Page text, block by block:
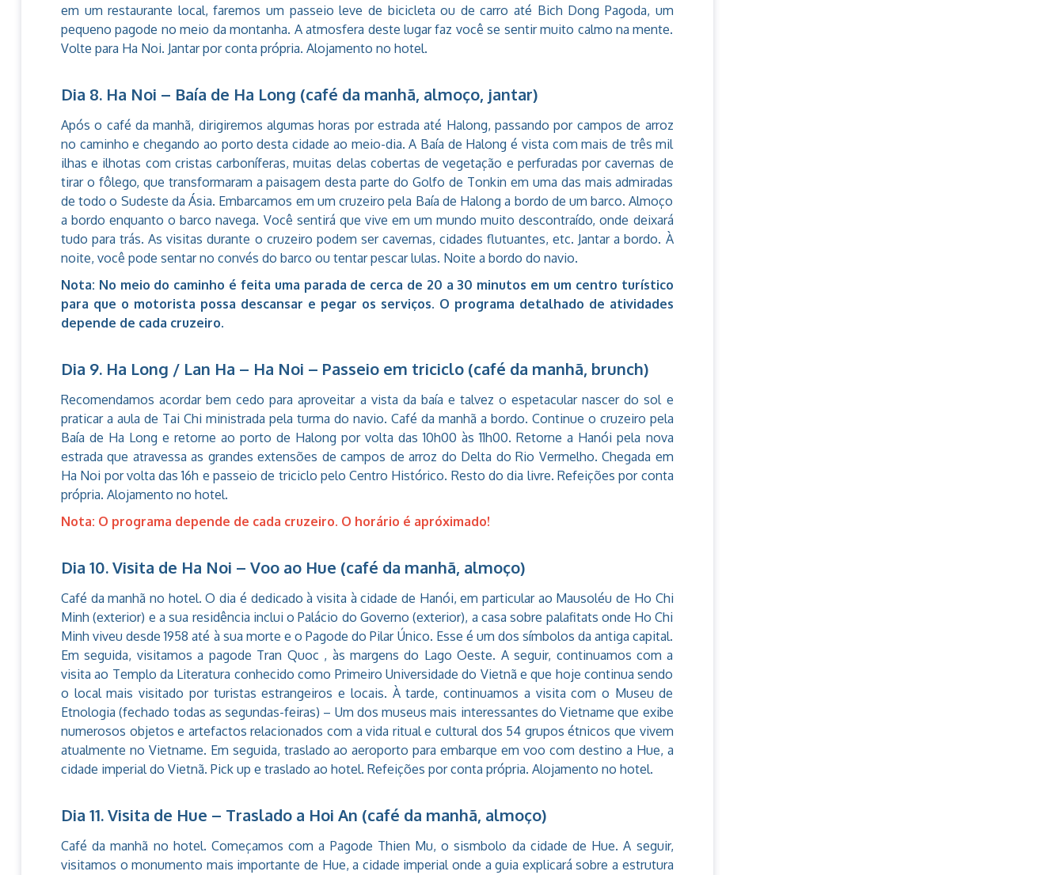
em um restaurante local, faremos um passeio leve de bicicleta ou de carro até Bich Dong Pagoda, um
pequeno pagode no meio da montanha. A atmosfera deste lugar faz você se sentir muito calmo na mente.
Volte para Ha Noi. Jantar por conta própria. Alojamento no hotel.
Dia 8. Ha Noi – Baía de Ha Long (café da manhã, almoço, jantar)
Após o café da manhã, dirigiremos algumas horas por estrada até Halong, passando por campos de arroz
no caminho e chegando ao porto desta cidade ao meio-dia. A Baía de Halong é vista com mais de três mil
ilhas e ilhotas com cristas carboníferas, muitas delas cobertas de vegetação e perfuradas por cavernas de
tirar o fôlego, que transformaram a paisagem desta parte do Golfo de Tonkin em uma das mais admiradas
de todo o Sudeste da Ásia. Embarcamos em um cruzeiro pela Baía de Halong a bordo de um barco. Almoço
a bordo enquanto o barco navega. Você sentirá que vive em um mundo muito descontraído, onde deixará
tudo para trás. As visitas durante o cruzeiro podem ser cavernas, cidades flutuantes, etc. Jantar a bordo. À
noite, você pode sentar no convés do barco ou tentar pescar lulas. Noite a bordo do navio.
Nota: No meio do caminho é feita uma parada de cerca de 20 a 30 minutos em um centro turístico
para que o motorista possa descansar e pegar os serviços. O programa detalhado de atividades
depende de cada cruzeiro.
Dia 9. Ha Long / Lan Ha – Ha Noi – Passeio em triciclo (café da manhã, brunch)
Recomendamos acordar bem cedo para aproveitar a vista da baía e talvez o espetacular nascer do sol e
praticar a aula de Tai Chi ministrada pela turma do navio. Café da manhã a bordo. Continue o cruzeiro pela
Baía de Ha Long e retorne ao porto de Halong por volta das 10h00 às 11h00. Retorne a Hanói pela nova
estrada que atravessa as grandes extensões de campos de arroz do Delta do Rio Vermelho. Chegada em
Ha Noi por volta das 16h e passeio de triciclo pelo Centro Histórico. Resto do dia livre. Refeições por conta
própria. Alojamento no hotel.
Nota: O programa depende de cada cruzeiro. O horário é apróximado!
Dia 10. Visita de Ha Noi – Voo ao Hue (café da manhã, almoço)
Café da manhã no hotel. O dia é dedicado à visita à cidade de Hanói, em particular ao Mausoléu de Ho Chi
Minh (exterior) e a sua residência inclui o Palácio do Governo (exterior), a casa sobre palafitats onde Ho Chi
Minh viveu desde 1958 até à sua morte e o Pagode do Pilar Único. Esse é um dos símbolos da antiga capital.
Em seguida, visitamos a pagode Tran Quoc , às margens do Lago Oeste. A seguir, continuamos com a
visita ao Templo da Literatura conhecido como Primeiro Universidade do Vietnã e que hoje continua sendo
o local mais visitado por turistas estrangeiros e locais. À tarde, continuamos a visita com o Museu de
Etnologia (fechado todas as segundas-feiras) – Um dos museus mais interessantes do Vietname que exibe
numerosos objetos e artefactos relacionados com a vida ritual e cultural dos 54 grupos étnicos que vivem
atualmente no Vietname. Em seguida, traslado ao aeroporto para embarque em voo com destino a Hue, a
cidade imperial do Vietnã. Pick up e traslado ao hotel. Refeições por conta própria. Alojamento no hotel.
Dia 11. Visita de Hue – Traslado a Hoi An (café da manhã, almoço)
Café da manhã no hotel. Começamos com a Pagode Thien Mu, o sismbolo da cidade de Hue. A seguir,
visitamos o monumento mais importante de Hue, a cidade imperial onde a guia explicará sobre a estrutura